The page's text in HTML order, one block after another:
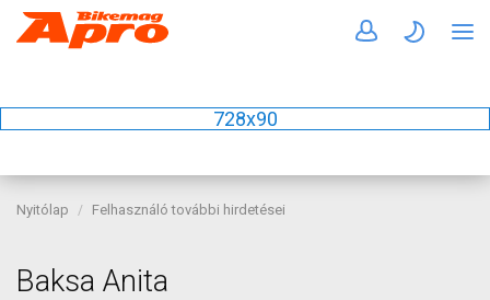
728x90
Nyitólap Felhasználó további hirdetései
Baksa Anita